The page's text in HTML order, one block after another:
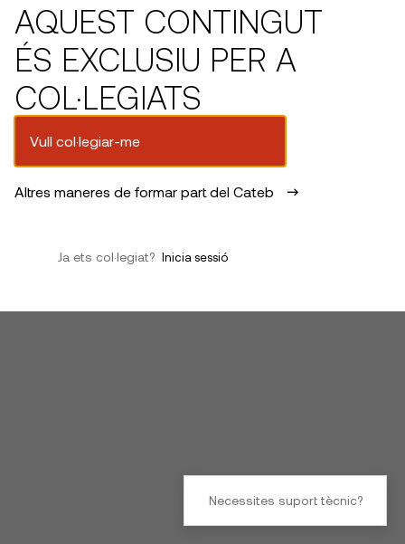
AQUEST CONTINGUT
ÉS EXCLUSIU PER A
COL·LEGIATS
Vull col·legiar-me
Altres maneres de formar part del Cateb
Ja ets col·legiat? Inicia sessió
Necessites suport tècnic?